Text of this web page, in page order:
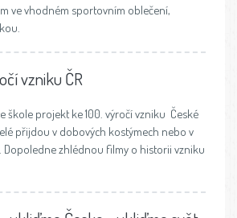
ve vhodném sportovním oblečení,
vzniku ČR
škole projekt ke 100. výročí vzniku České
přijdou v dobových kostýmech nebo v
Dopoledne zhlédnou filmy o historii vzniku